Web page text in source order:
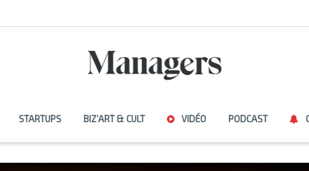
STARTUPS BIZ’ART & CULT VIDÉO PODCAST